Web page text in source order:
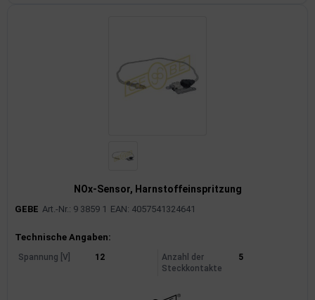
NOx-Sensor, Harnstoffeinspritzung
GEBE Art.-Nr.: 9 3859 1 EAN: 4057541324641
Produktinformationen
Technische Angaben:
Spannung [V] 12
Anzahl der
Steckkontakte
5